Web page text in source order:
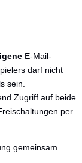
E-Mail-
darf nicht
sein.
Zugriff auf beide
per
gemeinsam